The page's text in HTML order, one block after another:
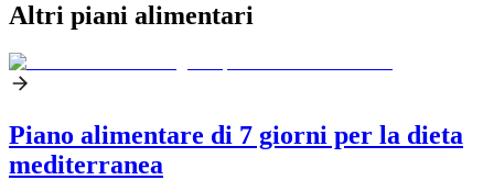
Altri piani alimentari
Piano alimentare di 7 giorni per la dieta
mediterranea